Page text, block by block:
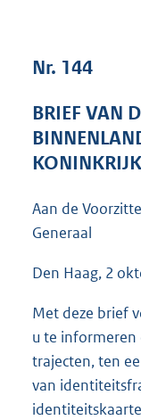
Nr. 144
BRIEF VAN
Aan de
Generaal
Den Haag, 2
Met deze brief
u te informeren
trajecten, ten
van